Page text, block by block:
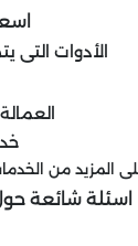
الأدوات التى
اسئلة شائعة